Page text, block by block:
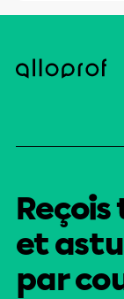
et
par